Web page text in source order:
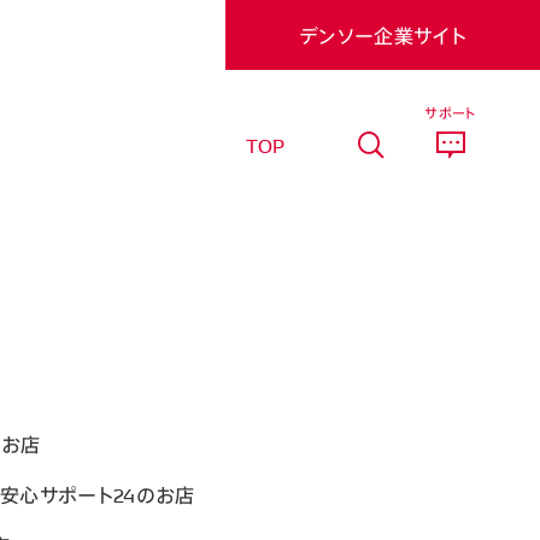
デンソー企業サイト
TOP
サポート
店
心サポート24のお店